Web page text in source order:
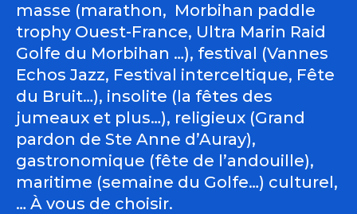
masse (marathon, Morbihan paddle
trophy Ouest-France, Ultra Marin Raid
Golfe du Morbihan …), festival (Vannes
Echos Jazz, Festival interceltique, Fête
du Bruit…), insolite (la fêtes des
jumeaux et plus…), religieux (Grand
pardon de Ste Anne d’Auray),
gastronomique (fête de l’andouille),
maritime (semaine du Golfe…) culturel,
… À vous de choisir.